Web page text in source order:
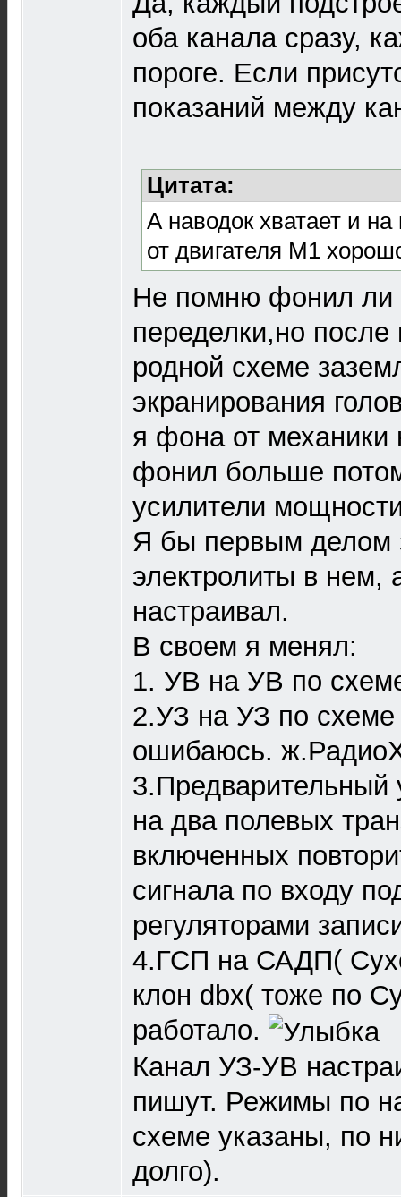
оба канала сразу,
пороге. Если
показаний между
Цитата:
А наводок хватает и
от двигателя М1
Не помню фонил ли
переделки,но после
родной схеме
экранирования
я фона от
фонил больше
усилители
Я бы первым делом
электролиты в нем,
настраивал.
В своем я менял:
1. УВ на УВ по
2.УЗ на УЗ по
ошибаюсь.
3.Предварительный
на два полевых
включенных
сигнала по входу
регуляторами
4.ГСП на САДП(
клон dbx( тоже по
работало.
Канал УЗ-УВ
пишут. Режимы по
схеме указаны, по
долго).